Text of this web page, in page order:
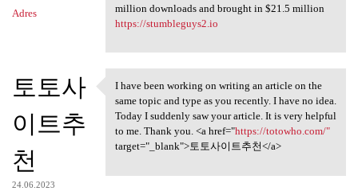
Adres
million downloads and brought in $21.5 million
https://stumbleguys2.io
토토사
이트추
천
24.06.2023
I have been working on
I have been working on writing an article on the
same topic and type as you recently. I have no idea.
Today I suddenly saw your article. It is very helpful
to me. Thank you. <a href="https://totowho.com/"
target="_blank">토토사이트추천</a>